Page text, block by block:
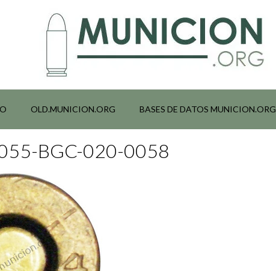
OLD.MUNICION.ORG BASES DE DATOS MUNICION.ORG
BGC-020-0058